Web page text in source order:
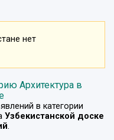
нет
Архитектура в
в категории
Узбекистанской доске
.